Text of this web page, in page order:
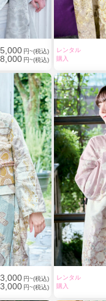
円~(税込)
円~(税込)
レンタル
購入
円~(税込)
円~(税込)
レンタル
購入